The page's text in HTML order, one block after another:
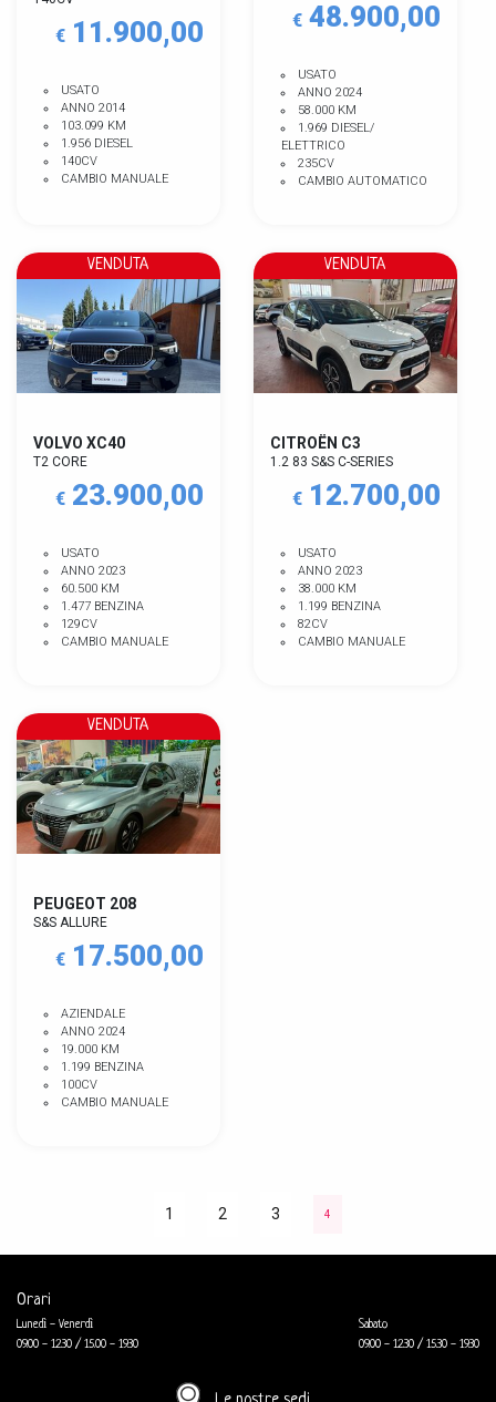
€11.900,00
USATO
ANNO 2014
103.099 KM
1.956 DIESEL
140CV
CAMBIO MANUALE
€48.900,00
USATO
ANNO 2024
58.000 KM
1.969 DIESEL/
ELETTRICO
235CV
CAMBIO AUTOMATICO
VENDUTA
VOLVO XC40
T2 CORE
€23.900,00
USATO
ANNO 2023
60.500 KM
1.477 BENZINA
129CV
CAMBIO MANUALE
VENDUTA
CITROËN C3
1.2 83 S&S C-SERIES
€12.700,00
USATO
ANNO 2023
38.000 KM
1.199 BENZINA
82CV
CAMBIO MANUALE
VENDUTA
PEUGEOT 208
S&S ALLURE
€17.500,00
AZIENDALE
ANNO 2024
19.000 KM
1.199 BENZINA
100CV
CAMBIO MANUALE
1 2 3 4
Orari
Lunedì - Venerdì
09.00 - 12.30 / 15.00 - 19.30
Sabato
09.00 - 12.30 / 15.30 - 19.30